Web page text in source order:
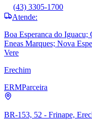
(43) 3305-1700
Atende:
Boa Esperanca do
Eneas Marques; Nova
Vere
Erechim
ERMParceira
BR-153, 52 - Frinape,